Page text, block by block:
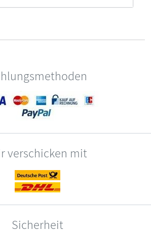
verschicken mit
Sicherheit